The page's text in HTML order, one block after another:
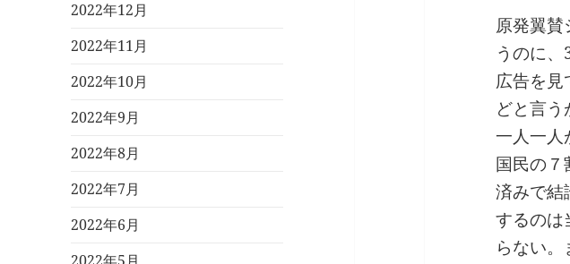
2022年12月
2022年11月
2022年10月
2022年9月
2022年8月
2022年7月
2022年6月
原発翼
うのに
広告を見
どと言
一人一人
国民の７
済みで結
するのは
らない